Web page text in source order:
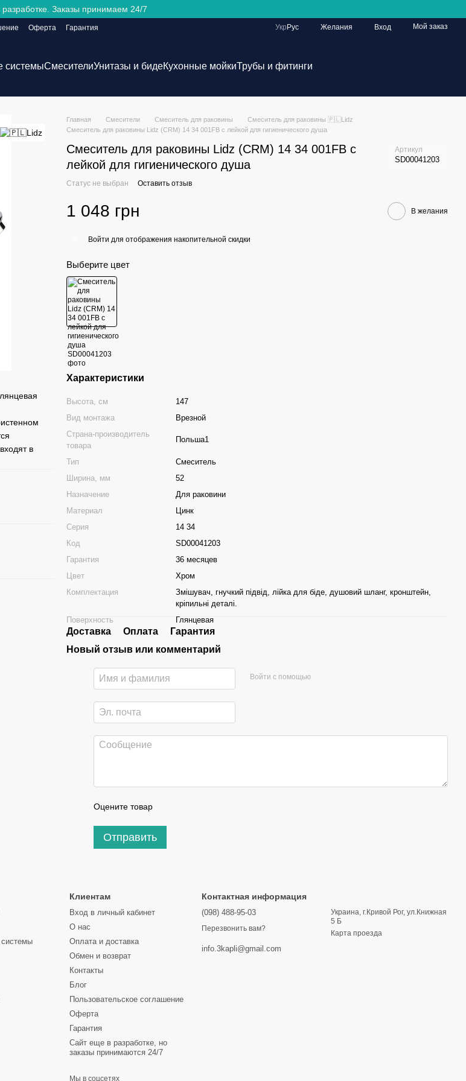
разработке. Заказы принимаем 24/7
Оферта
Гарантия
Укр Рус Желания Вход Мой заказ
системыСмесителиУнитазы и бидеКухонные мойкиТрубы и фитинги
в
Главная Смесители Смеситель для раковины
Смеситель для раковины 🇵🇱Lidz
Смеситель для раковины Lidz (CRM) 14 34 001FB с лейкой для гигиенического душа
Смеситель для раковины Lidz (CRM) 14 34 001FB с
лейкой для гигиенического душа
Артикул
SD00041203
Статус не выбран Оставить отзыв
1 048 грн В желания
Войти для отображения накопительной скидки
Выберите цвет
Характеристики
Высота, см
147
Вид монтажа
Врезной
Страна-производитель
товара
Польша1
Тип
Смеситель
Ширина, мм
52
Назначение
Для раковини
Материал
Цинк
Серия
14 34
Код
SD00041203
Гарантия
36 месяцев
Цвет
Хром
Комплектация
Змішувач, гнучкий підвід, лійка для біде, душовий шланг, кронштейн,
кріпильні деталі.
Поверхность
Глянцевая
Доставка Оплата
Гарантия
Новый отзыв или комментарий
Войти с помощью
Оцените товар
Отправить
Клиентам
Вход в личный кабинет
О нас
Оплата и доставка
Обмен и возврат
Контакты
Блог
Пользовательское соглашение
Оферта
Гарантия
Сайт еще в разработке, но
заказы принимаются 24/7
Мы в соцсетях
Контактная информация
(098) 488-95-03
Перезвонить вам?
info.3kapli@gmail.com
Украина, г.Кривой Рог, ул.Книжная
5 Б
Карта проезда